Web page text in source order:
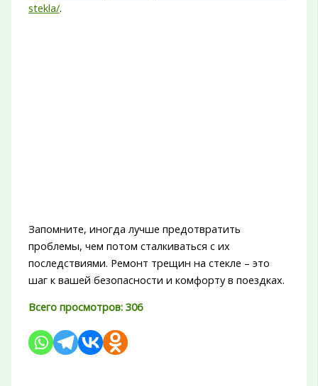
stekla/.
Запомните, иногда лучше предотвратить
проблемы, чем потом сталкиваться с их
последствиями. Ремонт трещин на стекле – это
шаг к вашей безопасности и комфорту в поездках.
Всего просмотров: 306